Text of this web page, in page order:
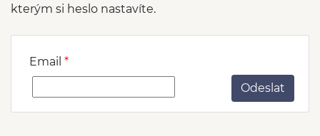
kterým si heslo nastavíte.
Email
Odeslat